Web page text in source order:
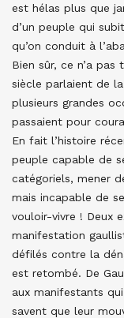
est hélas plus que
d’un peuple qui
qu’on conduit à
Bien sûr, ce n’a
siècle parlaient de
plusieurs grandes
passaient pour
En fait l’histoire
peuple capable de
catégoriels, mener
mais incapable de
vouloir-vivre ! Deux
manifestation
défilés contre la
est retombé. De
aux manifestants
savent que leur